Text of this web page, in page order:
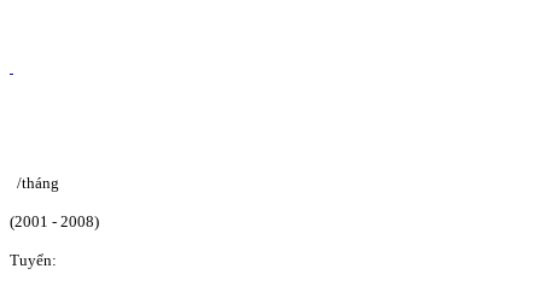
/tháng
(2001 - 2008)
Tuyển: